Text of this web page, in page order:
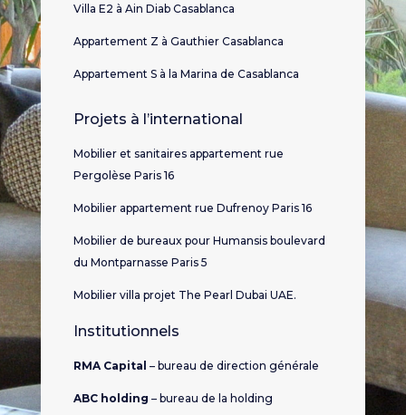
Villa E2 à Ain Diab Casablanca
Appartement Z à Gauthier Casablanca
Appartement S à la Marina de Casablanca
Projets à l’international
Mobilier et sanitaires appartement rue
Pergolèse Paris 16
Mobilier appartement rue Dufrenoy Paris 16
Mobilier de bureaux pour Humansis boulevard
du Montparnasse Paris 5
Mobilier villa projet The Pearl Dubai UAE.
Institutionnels
RMA Capital – bureau de direction générale
ABC holding – bureau de la holding